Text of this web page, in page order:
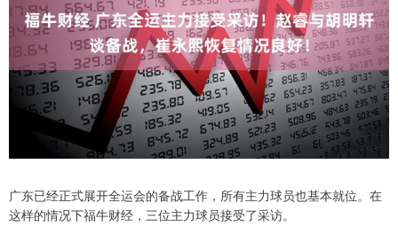
广东已经正式展开全运会的备战工作，所有主力球员也基本就位。在
这样的情况下福牛财经，三位主力球员接受了采访。